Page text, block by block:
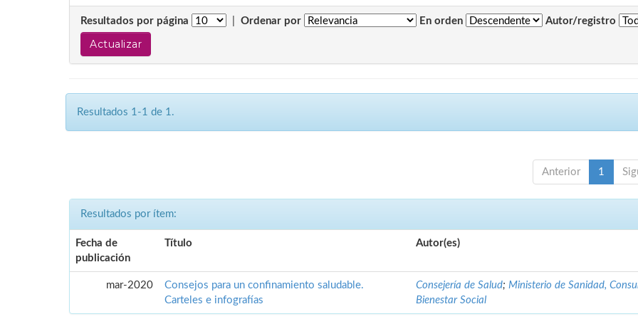
Resultados por página Ordenar por En orden Autor/registro
Resultados 1-1 de 1.
Anterior 1
Resultados por ítem:
Fecha de
publicación
Título Autor(es)
mar-2020
Consejos para un confinamiento saludable.
Carteles e infografías
Consejería de Salud;Ministerio de Sanidad,
Bienestar Social